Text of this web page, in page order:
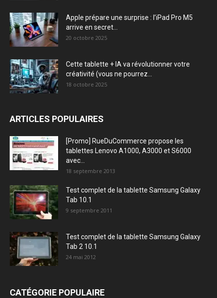
Apple prépare une surprise : l’iPad Pro M5
arrive en secret...
20 octobre 2025
Cette tablette + IA va révolutionner votre
créativité (vous ne pourrez...
18 octobre 2025
ARTICLES POPULAIRES
[Promo] RueDuCommerce propose les
tablettes Lenovo A1000, A3000 et S6000
avec...
18 septembre 2013
Test complet de la tablette Samsung Galaxy
Tab 10.1
9 septembre 2011
Test complet de la tablette Samsung Galaxy
Tab 2 10.1
24 mai 2012
CATÉGORIE POPULAIRE